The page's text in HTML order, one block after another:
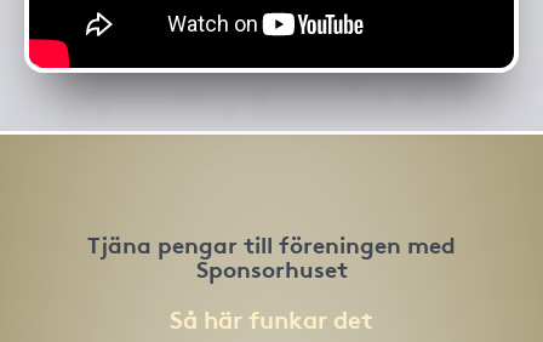
Tjäna pengar till föreningen med
Sponsorhuset
Så här funkar det